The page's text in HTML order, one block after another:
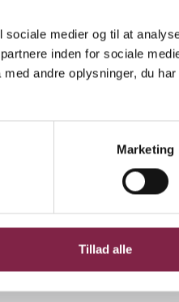
medier og til at
inden for sociale
andre oplysninger, du har
Marketing
Tillad alle
i løb,
den samme
børnene flere
børnene fysisk
for, at børn
norske Ellen
at tillade lege,
meget børn